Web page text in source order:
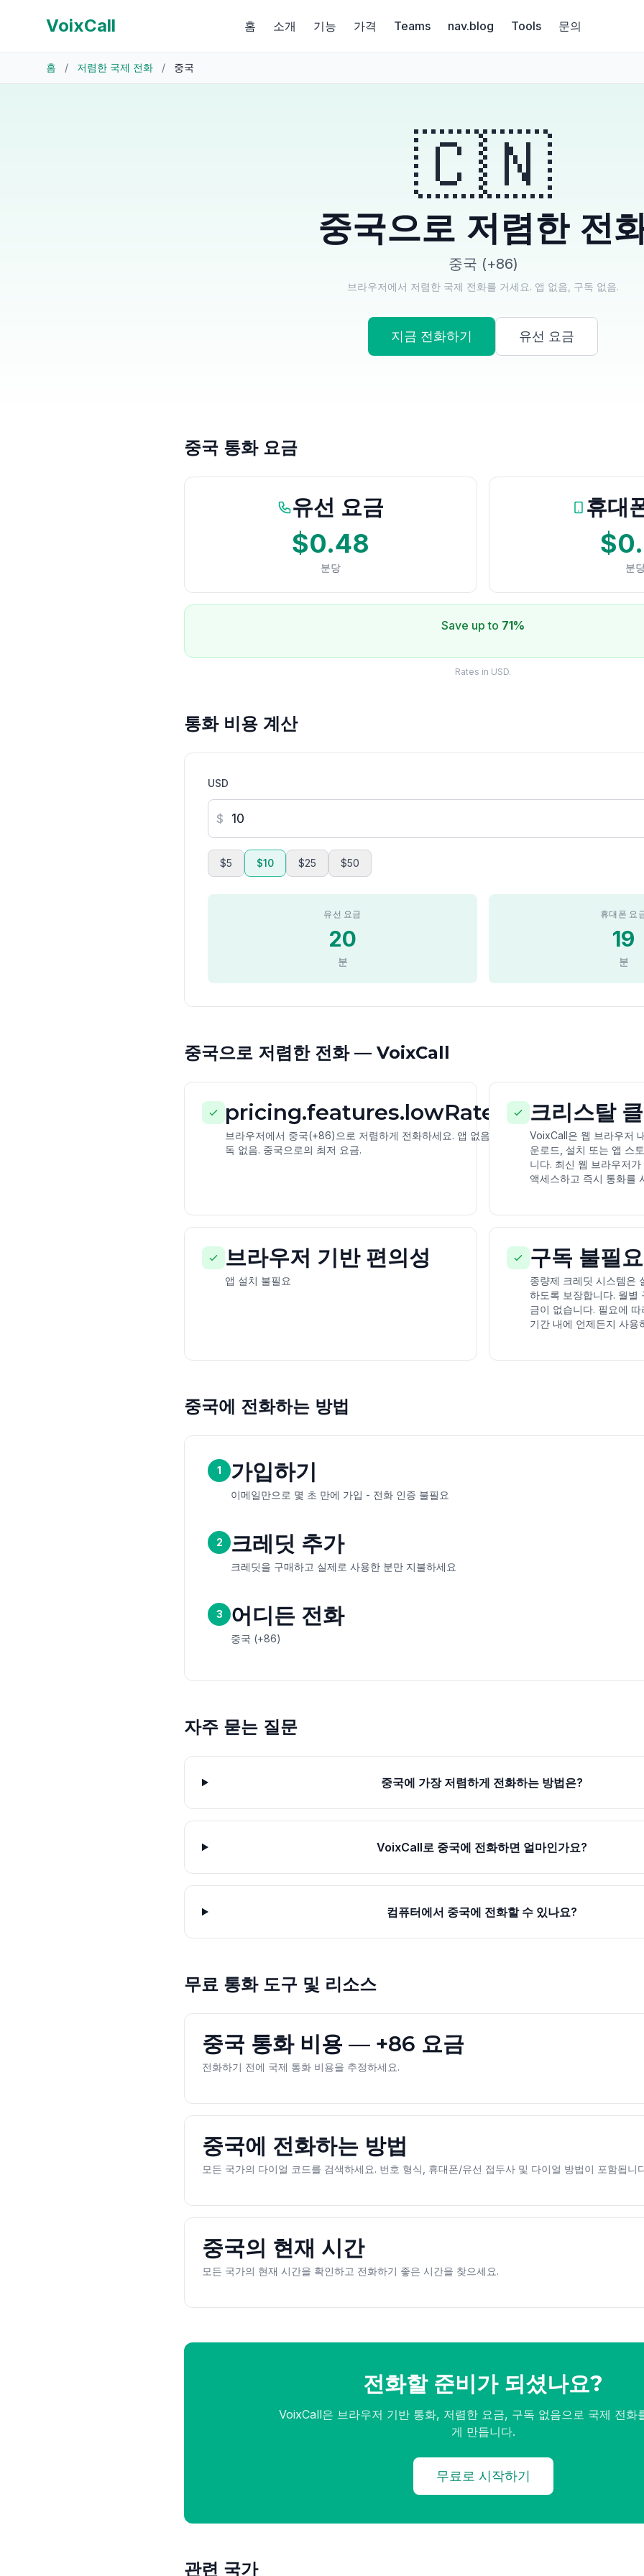
VoixCall 홈 소개 기능 가격 Teams nav.blog Tools 문의
홈 / 저렴한 국제 전화 / 중국
🇨🇳
중국으로 저렴한 전
중국 (+86)
브라우저에서 저렴한 국제 전화를 거세요. 앱 없음, 구독 없음.
지금 전화하기 유선 요금
중국 통화 요금
유선 요금
$0.48
분당
휴대
분
Save up to 71%
Rates in USD.
통화 비용 계산
USD
$
$5 $10 $25 $50
유선 요금
20
분
휴대폰 요
19
분
중국으로 저렴한 전화 — VoixCall
pricing.features.lowRates
브라우저에서 중국(+86)으로 저렴하게 전화하세요. 앱 없음, 구
독 없음. 중국으로의 최저 요금.
크리스탈
VoixCall은 웹 브라우저
운로드, 설치 또는 앱 스
니다. 최신 웹 브라우저
액세스하고 즉시 통화를
브라우저 기반 편의성
앱 설치 불필요
구독 불필요
종량제 크레딧 시스템은
하도록 보장합니다. 월별
금이 없습니다. 필요에
기간 내에 언제든지 사용
중국에 전화하는 방법
1 가입하기
이메일만으로 몇 초 만에 가입 - 전화 인증 불필요
2 크레딧 추가
크레딧을 구매하고 실제로 사용한 분만 지불하세요
3 어디든 전화
중국 (+86)
자주 묻는 질문
중국에 가장 저렴하게 전화하는 방법은?
VoixCall로 중국에 전화하면 얼마인가요?
컴퓨터에서 중국에 전화할 수 있나요?
무료 통화 도구 및 리소스
중국 통화 비용 — +86 요금
전화하기 전에 국제 통화 비용을 추정하세요.
중국에 전화하는 방법
모든 국가의 다이얼 코드를 검색하세요. 번호 형식, 휴대폰/유선 접두사 및 다이얼 방법이 포함됩니
중국의 현재 시간
모든 국가의 현재 시간을 확인하고 전화하기 좋은 시간을 찾으세요.
전화할 준비가 되셨나요?
VoixCall은 브라우저 기반 통화, 저렴한 요금, 구독 없음으로 국제 전화
게 만듭니다.
무료로 시작하기
관련 국가